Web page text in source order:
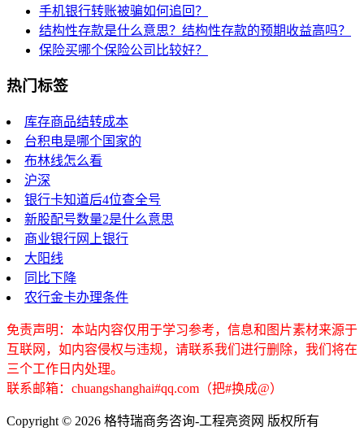
手机银行转账被骗如何追回？
结构性存款是什么意思？结构性存款的预期收益高吗？
保险买哪个保险公司比较好？
热门标签
库存商品结转成本
台积电是哪个国家的
布林线怎么看
沪深
银行卡知道后4位查全号
新股配号数量2是什么意思
商业银行网上银行
大阳线
同比下降
农行金卡办理条件
免责声明：本站内容仅用于学习参考，信息和图片素材来源于
互联网，如内容侵权与违规，请联系我们进行删除，我们将在
三个工作日内处理。
联系邮箱：chuangshanghai#qq.com（把#换成@）
Copyright © 2026 格特瑞商务咨询-工程亮资网 版权所有